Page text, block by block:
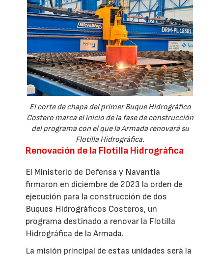
El corte de chapa del primer Buque Hidrográfico
Costero marca el inicio de la fase de construcción
del programa con el que la Armada renovará su
Flotilla Hidrográfica.
Renovación de la Flotilla Hidrográfica
El Ministerio de Defensa y Navantia
firmaron en diciembre de 2023 la orden de
ejecución para la construcción de dos
Buques Hidrográficos Costeros, un
programa destinado a renovar la Flotilla
Hidrográfica de la Armada.
La misión principal de estas unidades será la